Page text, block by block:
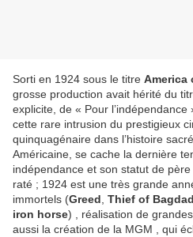
Sorti en 1924 sous le titre America
grosse production avait hérité du
explicite, de « Pour l’indépendance
cette rare intrusion du prestigieux
quinquagénaire dans l’histoire
Américaine, se cache la dernière
indépendance et son statut de
raté ; 1924 est une très grande
immortels (Greed Thief of Bagdad
iron horse) , réalisation de
aussi la création de la MGM , qui